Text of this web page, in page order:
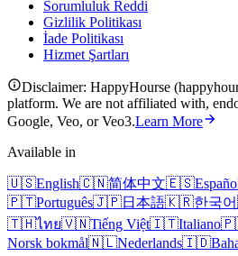
Sorumluluk Reddi
Gizlilik Politikası
İade Politikası
Hizmet Şartları
Disclaimer: HappyHourse
platform. We are not affiliated with,
Google, Veo, or Veo3.Learn More
Available in
🇺🇸English🇨🇳简体中文🇪🇸
🇵🇹Português🇯🇵日本語🇰🇷한국어
🇹🇭ไทย🇻🇳Tiếng Việt🇮🇹Italiano
Norsk bokmål🇳🇱Nederlands🇮🇩